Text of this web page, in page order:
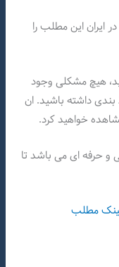
ایران این مطلب را
هیچ مشکلی وجود
داشته باشید. ان
خواهید کرد.
حرفه ای می باشد تا
مطلب